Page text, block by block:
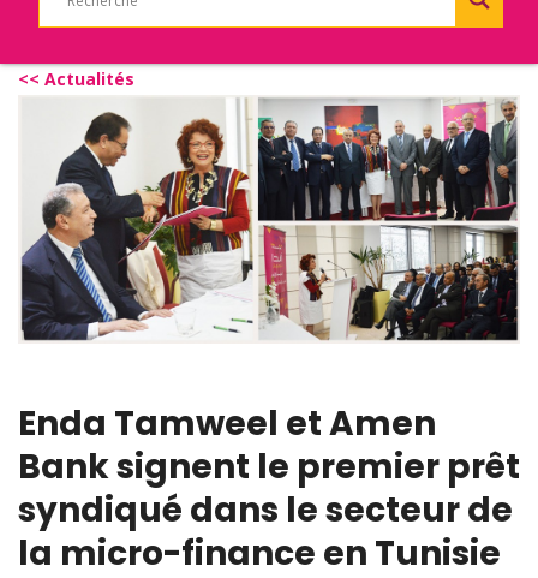
<< Actualités
Enda Tamweel et Amen
Bank signent le premier prêt
syndiqué dans le secteur de
la micro-finance en Tunisie